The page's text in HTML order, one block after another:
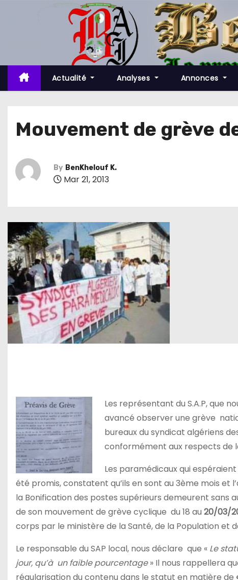
t
c
Actualité Analyses Annonces
Mouvement de grève
By BenKhelouf K.
Mar 21, 2013
Les représentant du S.A.P, que
avancé observer une grève
bureaux du syndicat algériens
conformément aux respects de
Les paramédicaux qui
été promis, constatent qu’ils en sont au 3ème mois et
la Bonification des postes supérieurs demeurent sans
de son mouvement de grève cyclique du 18 au 20/03/
corps par le ministère de la Santé, de la Population et
Le responsable du SAP local, nous déclare que « Le
jour, qu’à un faible pourcentage» Il nous rappellera
régularisation du contenu dans le statut en matière de